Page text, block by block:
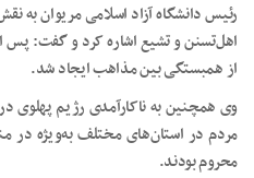
رئیس دانشگاه آزاد اسلامی مریوان به
اهل‌تسنن و تشیع اشاره کرد و گفت: پس
از همبستگی بین مذاهب ایجاد شد.
وی همچنین به ناکارآمدی رژیم پهلوی
مردم در استان‌های مختلف به‌ویژه در
محروم بودند.